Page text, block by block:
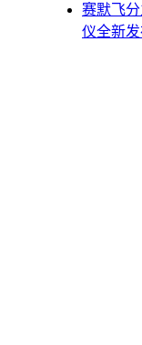
赛默飞
仪全新发